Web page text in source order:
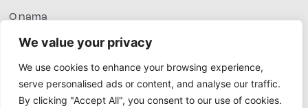
We value your privacy
We use cookies to enhance your browsing experience,
serve personalised ads or content, and analyse our traffic.
By clicking "Accept All", you consent to our use of cookies.
O nama
Extra
Foto
Moda
TV